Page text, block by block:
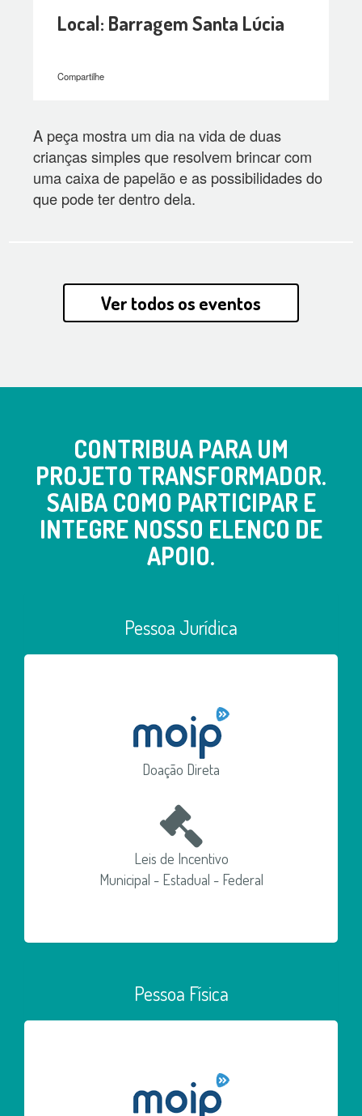
Local: Barragem Santa Lúcia
Compartilhe
A peça mostra um dia na vida de duas
crianças simples que resolvem brincar com
uma caixa de papelão e as possibilidades do
que pode ter dentro dela.
Ver todos os eventos
CONTRIBUA PARA UM
PROJETO TRANSFORMADOR.
SAIBA COMO PARTICIPAR E
INTEGRE NOSSO ELENCO DE
APOIO.
Pessoa Jurídica
Doação Direta
Leis de Incentivo
Municipal - Estadual - Federal
Pessoa Física